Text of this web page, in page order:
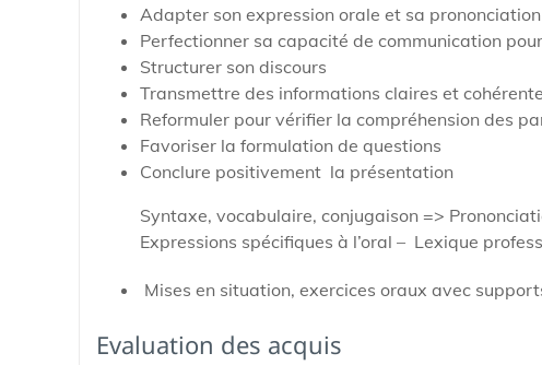
Adapter son expression orale et sa prononciation
Perfectionner sa capacité de communication
Structurer son discours
Transmettre des informations claires et
Reformuler pour vérifier la compréhension des
Favoriser la formulation de questions
Conclure positivement la présentation
Syntaxe, vocabulaire, conjugaison =>
Expressions spécifiques à l’oral – Lexique
Mises en situation, exercices oraux avec
Evaluation des acquis